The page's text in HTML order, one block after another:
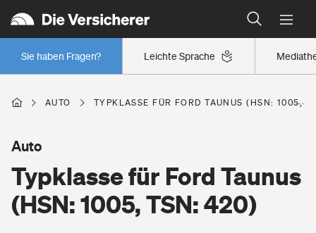
Leichte Sprache
Sie haben Fragen?
Wer versichert was: Jetzt Versicherer finden
Regionalklassen: So ist Ihre Region eingestuft
Wer versichert was: Jetzt Versicherer finden
Berufsunfähigkeitsversicherung
Erwerbsunfähigkeitsversicherung
Wohnen
AUTO TYPKLASSE FÜR FORD TAUNUS (HSN: 1005,
Typklasse für Ford Taunus
(HSN: 1005, TSN: 420)
Auto